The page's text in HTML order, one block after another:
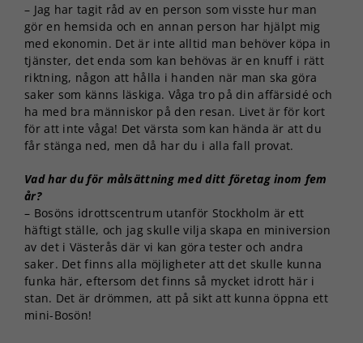
– Jag har tagit råd av en person som visste hur man
gör en hemsida och en annan person har hjälpt mig
med ekonomin. Det är inte alltid man behöver köpa in
tjänster, det enda som kan behövas är en knuff i rätt
riktning, någon att hålla i handen när man ska göra
saker som känns läskiga. Våga tro på din affärsidé och
ha med bra människor på den resan. Livet är för kort
för att inte våga! Det värsta som kan hända är att du
får stänga ned, men då har du i alla fall provat.
Vad har du för målsättning med ditt företag inom fem
år?
– Bosöns idrottscentrum utanför Stockholm är ett
häftigt ställe, och jag skulle vilja skapa en miniversion
av det i Västerås där vi kan göra tester och andra
saker. Det finns alla möjligheter att det skulle kunna
funka här, eftersom det finns så mycket idrott här i
stan. Det är drömmen, att på sikt att kunna öppna ett
mini-Bosön!
från
hemsidan.
Marknadsföring
Genom att dela
med dig av dina
intressen och ditt
beteende när du
surfar ökar du
personligt
och erbjudanden.